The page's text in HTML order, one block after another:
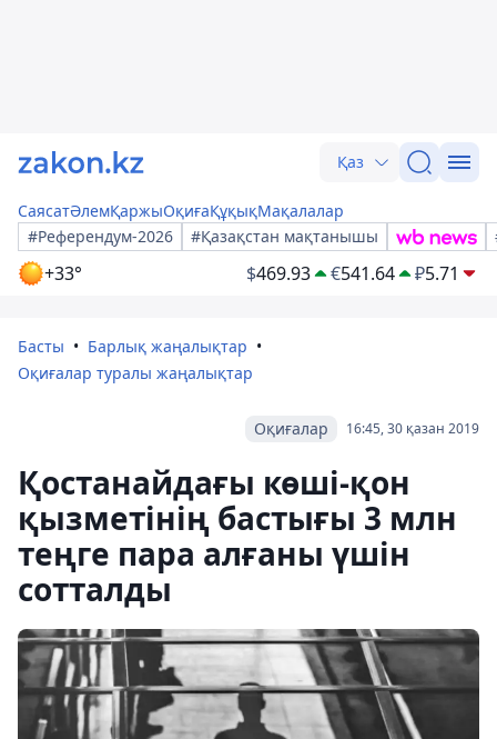
Қаз
СаясатӘлемҚаржыОқиғаҚұқықМақалалар
#Референдум-2026
#Қазақстан мақтанышы
+33° $469.93 €541.64 ₽5.71
Басты
Барлық жаңалықтар
Оқиғалар туралы жаңалықтар
16:45, 30 қазан 2019
Оқиғалар
Қостанайдағы көші-қон
қызметінің бастығы 3 млн
теңге пара алғаны үшін
сотталды